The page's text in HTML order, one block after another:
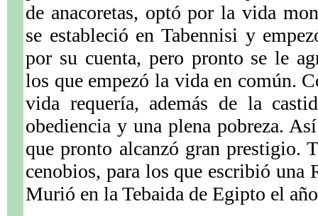
de anacoretas, optó por la vida
se estableció en Tabennisi y
por su cuenta, pero pronto se le
los que empezó la vida en común.
vida requería, además de la
obediencia y una plena pobreza.
que pronto alcanzó gran prestigio.
cenobios, para los que escribió una
Murió en la Tebaida de Egipto el